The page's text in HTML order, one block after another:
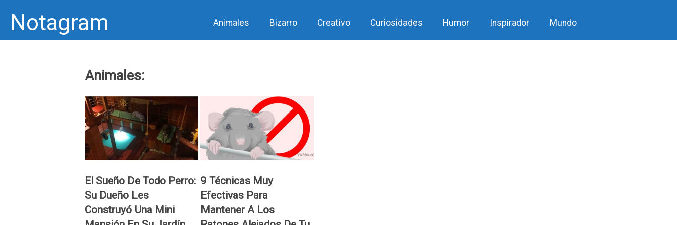
Notagram Animales Bizarro Creativo Curiosidades Humor Inspirador Mundo
content
Animales:
El Sueño De Todo Perro:
Su Dueño Les
Construyó Una Mini
9 Técnicas Muy
Efectivas Para
Mantener A Los